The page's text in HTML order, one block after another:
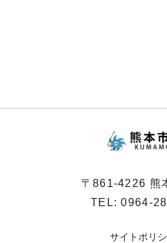
〒861-4226 熊
TEL:0964-
サイトポリ